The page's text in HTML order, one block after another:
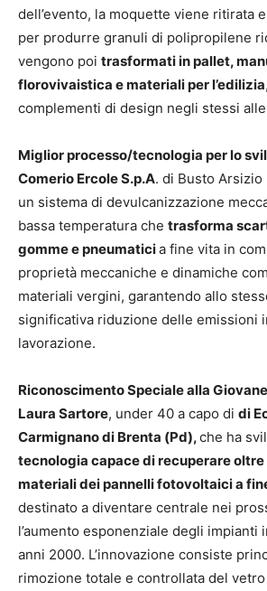
dell’evento, la moquette viene ritirata
per produrre granuli di polipropilene
vengono poi trasformati in pallet,
florovivaistica e materiali per l’edilizia
complementi di design negli stessi
Miglior processo/tecnologia per lo
Comerio Ercole S.p.A. di Busto Arsizio
un sistema di devulcanizzazione
bassa temperatura che trasforma
gomme e pneumaticia fine vita in
proprietà meccaniche e dinamiche
materiali vergini, garantendo allo
significativa riduzione delle emissioni
lavorazione.
Riconoscimento Speciale alla
Laura Sartore, under 40 a capo di di
Carmignano di Brenta (Pd),che ha
tecnologia capace di recuperare oltre
materiali dei pannelli fotovoltaici a
destinato a diventare centrale nei
l’aumento esponenziale degli impianti
anni 2000. L’innovazione consiste
rimozione totale e controllata del